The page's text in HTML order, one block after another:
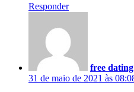
Responder
free
31 de maio de 2021 às